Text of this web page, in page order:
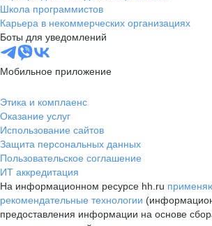
Школа программистов
Карьера в некоммерческих организациях
Боты для уведомлений
Мобильное приложение
Этика и комплаенс
Оказание услуг
Использование сайтов
Защита персональных данных
Пользовательское соглашение
ИТ аккредитация
На информационном ресурсе hh.ru
рекомендательные технологии
предоставления информации на основе